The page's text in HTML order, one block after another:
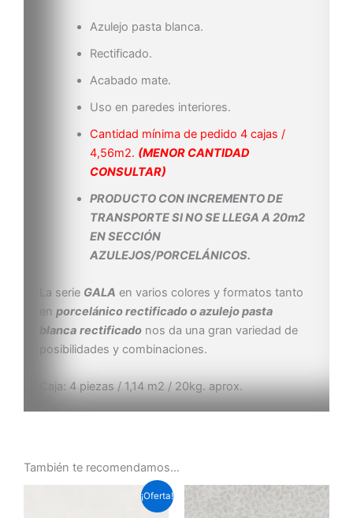
Azulejo pasta blanca.
Rectificado.
Acabado mate.
Uso en paredes interiores.
Cantidad mínima de pedido 4 cajas /
4,56m2. (MENOR CANTIDAD
CONSULTAR)
PRODUCTO CON INCREMENTO DE
TRANSPORTE SI NO SE LLEGA A 20m2
EN SECCIÓN
AZULEJOS/PORCELÁNICOS.
La serie GALA en varios colores y formatos tanto
en porcelánico rectificado o azulejo pasta
blanca rectificado nos da una gran variedad de
posibilidades y combinaciones.
Caja: 4 piezas / 1,14 m2 / 20kg. aprox.
También te recomendamos…
¡Oferta!